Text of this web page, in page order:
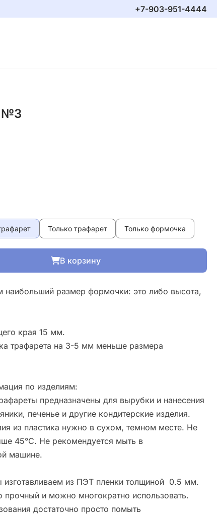
+7-903-951-4444
№3
Только трафарет Только формочка
В корзину
наибольший размер формочки: это либо высота,
края 15 мм.
трафарета на 3-5 мм меньше размера
по изделиям:
предназначены для вырубки и нанесения
печенье и другие кондитерские изделия.
из пластика нужно в сухом, темном месте. Не
45°С. Не рекомендуется мыть в
машине.
из ПЭТ пленки толщиной 0.5 мм.
прочный и можно многократно использовать.
достаточно просто помыть